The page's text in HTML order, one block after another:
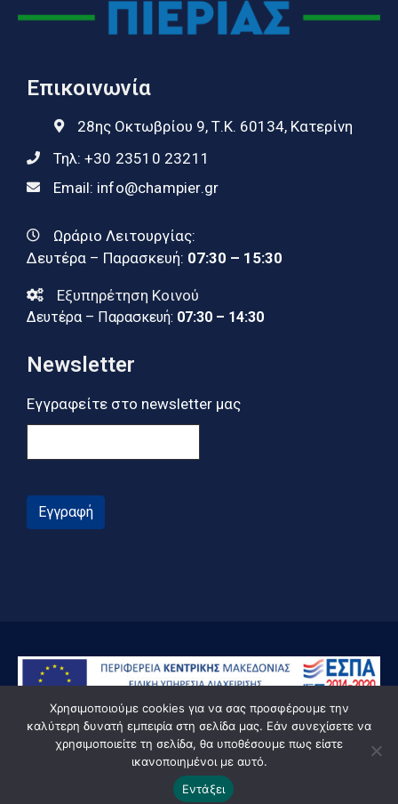
Επικοινωνία
28ης Οκτωβρίου 9, Τ.Κ. 60134, Κατερίνη
Τηλ: +30 23510 23211
Email: info@champier.gr
Ωράριο Λειτουργίας:
Δευτέρα – Παρασκευή: 07:30 – 15:30
Εξυπηρέτηση Κοινού
Δευτέρα – Παρασκευή: 07:30 – 14:30
Newsletter
Εγγραφείτε στο newsletter μας
Εγγραφή
© Powered by Knowledge AE
Χρησιμοποιούμε cookies για να σας προσφέρουμε την
καλύτερη δυνατή εμπειρία στη σελίδα μας. Εάν συνεχίσετε να
χρησιμοποιείτε τη σελίδα, θα υποθέσουμε πως είστε
ικανοποιημένοι με αυτό.
Εντάξει